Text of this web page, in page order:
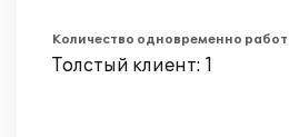
Количество одновременно
Толстый клиент: 1